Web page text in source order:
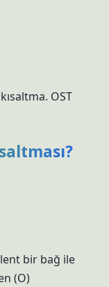
OST
bir bağ ile
(O)